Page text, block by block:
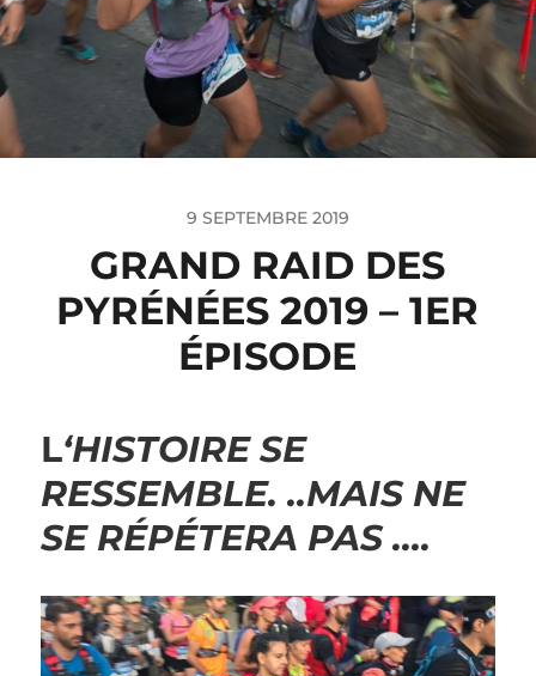
9 SEPTEMBRE 2019
GRAND RAID DES
PYRÉNÉES 2019 – 1ER
ÉPISODE
L‘HISTOIRE SE
RESSEMBLE. ..MAIS NE
SE RÉPÉTERA PAS ….